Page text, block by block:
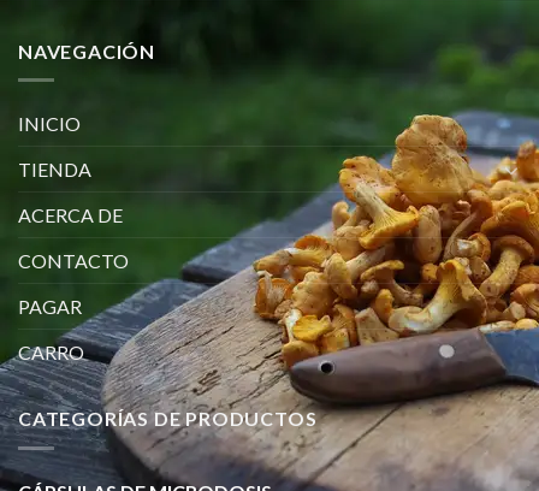
NAVEGACIÓN
INICIO
TIENDA
ACERCA DE
CONTACTO
PAGAR
CARRO
CATEGORÍAS DE PRODUCTOS